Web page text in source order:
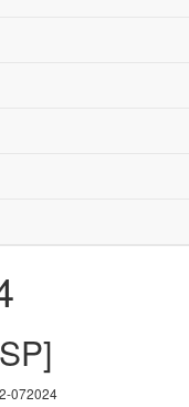
072024